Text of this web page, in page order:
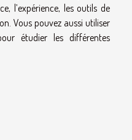
l’expérience, les outils de
Vous pouvez aussi utiliser
étudier les différentes